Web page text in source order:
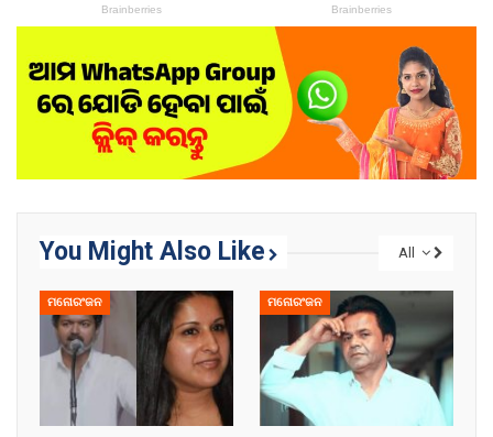
All
You Might Also Like
ମନୋରଂଜନ ମନୋରଂଜନ